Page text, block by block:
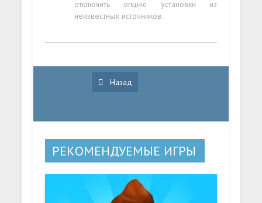
отключить опцию установки из
неизвестных источников.
Назад
РЕКОМЕНДУЕМЫЕ ИГРЫ